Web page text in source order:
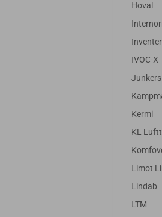
Hoval
Inventer
IVOC-X
Junkers
Kermi
KL
Limot
Lindab
LTM